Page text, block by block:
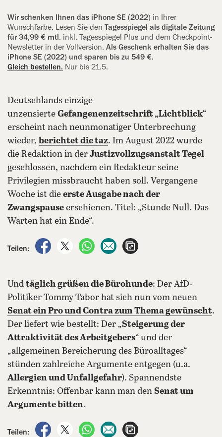
Wir schenken Ihnen das iPhone SE (2022) in Ihrer
Wunschfarbe. Lesen Sie den Tagesspiegel als digitale Zeitung
für 34,99 € mtl. inkl. Tagesspiegel Plus und dem Checkpoint-
Newsletter in der Vollversion. Als Geschenk erhalten Sie das
iPhone SE (2022) und sparen bis zu 549 €.
Gleich bestellen. Nur bis 21.5.
Deutschlands einzige
unzensierte Gefangenenzeitschrift „Lichtblick“
erscheint nach neunmonatiger Unterbrechung
wieder, berichtet die taz. Im August 2022 wurde
die Redaktion in der Justizvollzugsanstalt Tegel
geschlossen, nachdem ein Redakteur seine
Privilegien missbraucht haben soll. Vergangene
Woche ist die erste Ausgabe nach der
Zwangspause erschienen. Titel: „Stunde Null. Das
Warten hat ein Ende“.
Teilen:
auf Facebook teilen
auf X teilenper WhatsApp teilen
per E-Mail teilen
Und täglich grüßen die Bürohunde: Der AfD-
Politiker Tommy Tabor hat sich nun vom neuen
Senat ein Pro und Contra zum Thema gewünscht.
Der liefert wie bestellt: Der „Steigerung der
Attraktivität des Arbeitgebers“ und der
„allgemeinen Bereicherung des Büroalltages“
stünden zahlreiche Argumente entgegen (u.a.
Allergien und Unfallgefahr). Spannendste
Erkenntnis: Offenbar kann man den Senat um
Argumente bitten.
Teilen:
auf Facebook teilen
auf X teilenper WhatsApp teilen
per E-Mail teilen